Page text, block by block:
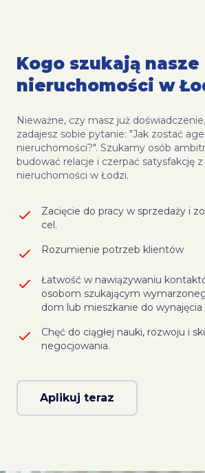
Kogo szukają nasze
nieruchomości w
Nieważne, czy masz już
zadajesz sobie pytanie: "Jak zostać
nieruchomości?". Szukamy osób
budować relacje i czerpać satysfakcję
nieruchomości w Łodzi.
Zacięcie do pracy w sprzedaży i
cel.
Rozumienie potrzeb klientów
Łatwość w nawiązywaniu
osobom szukającym
dom lub mieszkanie do wynajęcia
Chęć do ciągłej nauki, rozwoju i
negocjowania.
Aplikuj teraz